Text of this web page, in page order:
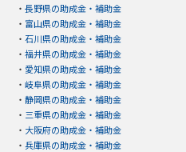
・ 長野県の助成金・補助金
・ 富山県の助成金・補助金
・ 石川県の助成金・補助金
・ 福井県の助成金・補助金
・ 愛知県の助成金・補助金
・ 岐阜県の助成金・補助金
・ 静岡県の助成金・補助金
・ 三重県の助成金・補助金
・ 大阪府の助成金・補助金
・ 兵庫県の助成金・補助金